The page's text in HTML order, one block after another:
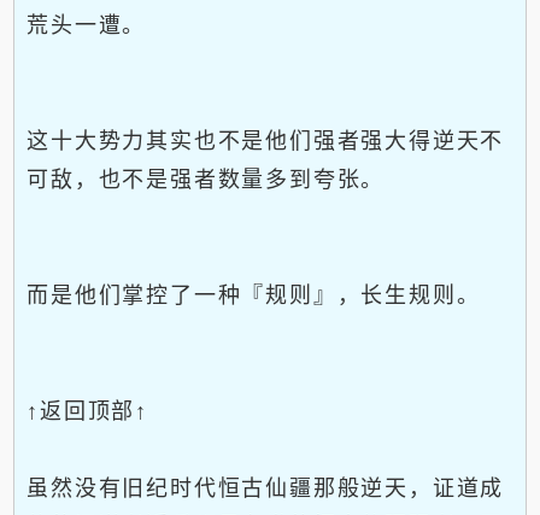
荒头一遭。
这十大势力其实也不是他们强者强大得逆天不
可敌，也不是强者数量多到夸张。
而是他们掌控了一种『规则』，长生规则。
↑返回顶部↑
虽然没有旧纪时代恒古仙疆那般逆天，证道成